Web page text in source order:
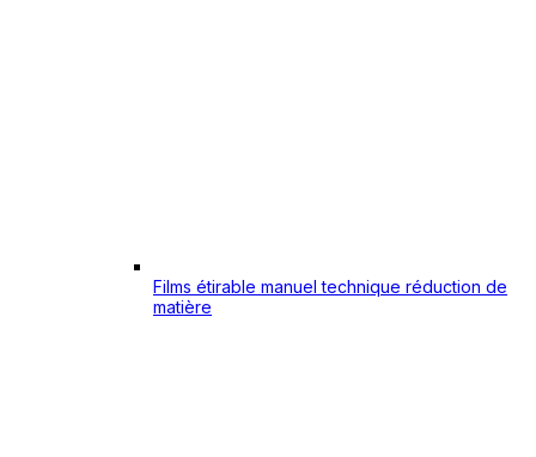
Films étirable manuel technique réduction de
matière